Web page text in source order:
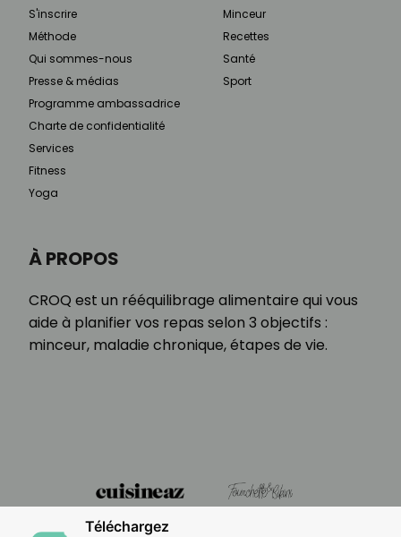
À PROPOS
CROQ est un rééquilibrage alimentaire qui vous
aide à planifier vos repas selon 3 objectifs :
minceur, maladie chronique, étapes de vie.
S'inscrire
Méthode
Qui sommes-nous
Presse & médias
Programme ambassadrice
Charte de confidentialité
Services
Fitness
Yoga
Minceur
Recettes
Santé
Sport
Téléchargez